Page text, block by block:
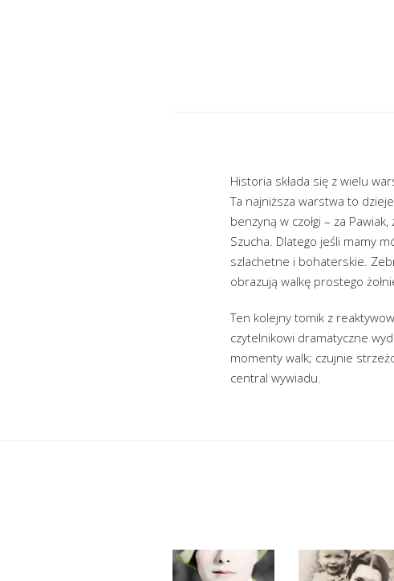
Historia składa się z wielu
Ta najniższa warstwa to
benzyną w czołgi – za
Szucha. Dlatego jeśli mamy
szlachetne i bohaterskie.
obrazują walkę prostego
Ten kolejny tomik z
czytelnikowi dramatyczne
momenty walk; czujnie
central wywiadu.